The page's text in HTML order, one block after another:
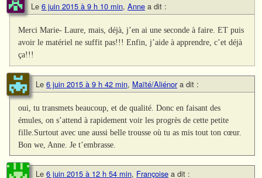
Le 6 juin 2015 à 9 h 10 min, Anne a dit :
Merci Marie- Laure, mais, déjà, j’en ai une seconde à faire. ET puis
avoir le matériel ne suffit pas!!! Enfin, j’aide à apprendre, c’et déjà
ça!!!
Le 6 juin 2015 à 9 h 42 min, Maïté/Aliénor a dit :
oui, tu transmets beaucoup, et de qualité. Donc en faisant des
émules, on s’attend à rapidement voir les progrès de cette petite
fille.Surtout avec une aussi belle trousse où tu as mis tout ton cœur.
Bon we, Anne. Je t’embrasse.
Le 6 juin 2015 à 12 h 54 min, Françoise a dit :